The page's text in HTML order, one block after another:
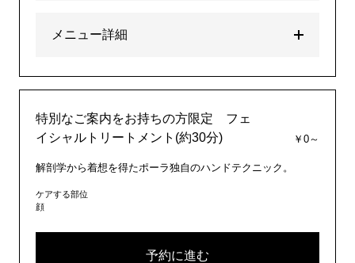
メニュー詳細
特別なご案内をお持ちの方限定 フェ
イシャルトリートメント(約30分)
￥0～
解剖学から着想を得たポーラ独自のハンドテクニック。
ケアする部位
顔
予約に進む